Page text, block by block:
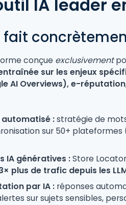
IA leader
fait
conçue exclusivement
sur les enjeux
AI Overviews), e-
:stratégie de
sur 50+
IA génératives :Store
plus de trafic depuis les
par IA : réponses
sur sujets sensibles,